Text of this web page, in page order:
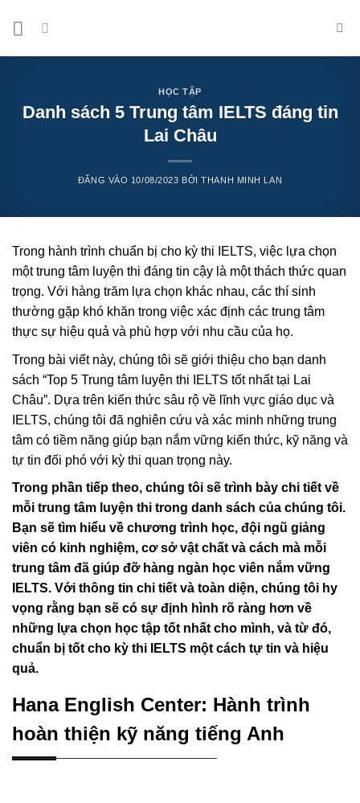
HỌC TẬP
Danh sách 5 Trung tâm IELTS đáng tin
Lai Châu
ĐĂNG VÀO 10/08/2023 BỞITHANH MINH LAN
Trong hành trình chuẩn bị cho kỳ thi IELTS, việc lựa chọn
một trung tâm luyện thi đáng tin cậy là một thách thức quan
trọng. Với hàng trăm lựa chọn khác nhau, các thí sinh
thường gặp khó khăn trong việc xác định các trung tâm
thực sự hiệu quả và phù hợp với nhu cầu của họ.
Trong bài viết này, chúng tôi sẽ giới thiệu cho bạn danh
sách “Top 5 Trung tâm luyện thi IELTS tốt nhất tại Lai
Châu”. Dựa trên kiến thức sâu rộ về lĩnh vực giáo dục và
IELTS, chúng tôi đã nghiên cứu và xác minh những trung
tâm có tiềm năng giúp bạn nắm vững kiến thức, kỹ năng và
tự tin đối phó với kỳ thi quan trọng này.
Trong phần tiếp theo, chúng tôi sẽ trình bày chi tiết về
mỗi trung tâm luyện thi trong danh sách của chúng tôi.
Bạn sẽ tìm hiểu về chương trình học, đội ngũ giảng
viên có kinh nghiệm, cơ sở vật chất và cách mà mỗi
trung tâm đã giúp đỡ hàng ngàn học viên nắm vững
IELTS. Với thông tin chi tiết và toàn diện, chúng tôi hy
vọng rằng bạn sẽ có sự định hình rõ ràng hơn về
những lựa chọn học tập tốt nhất cho mình, và từ đó,
chuẩn bị tốt cho kỳ thi IELTS một cách tự tin và hiệu
quả.
Hana English Center: Hành trình
hoàn thiện kỹ năng tiếng Anh